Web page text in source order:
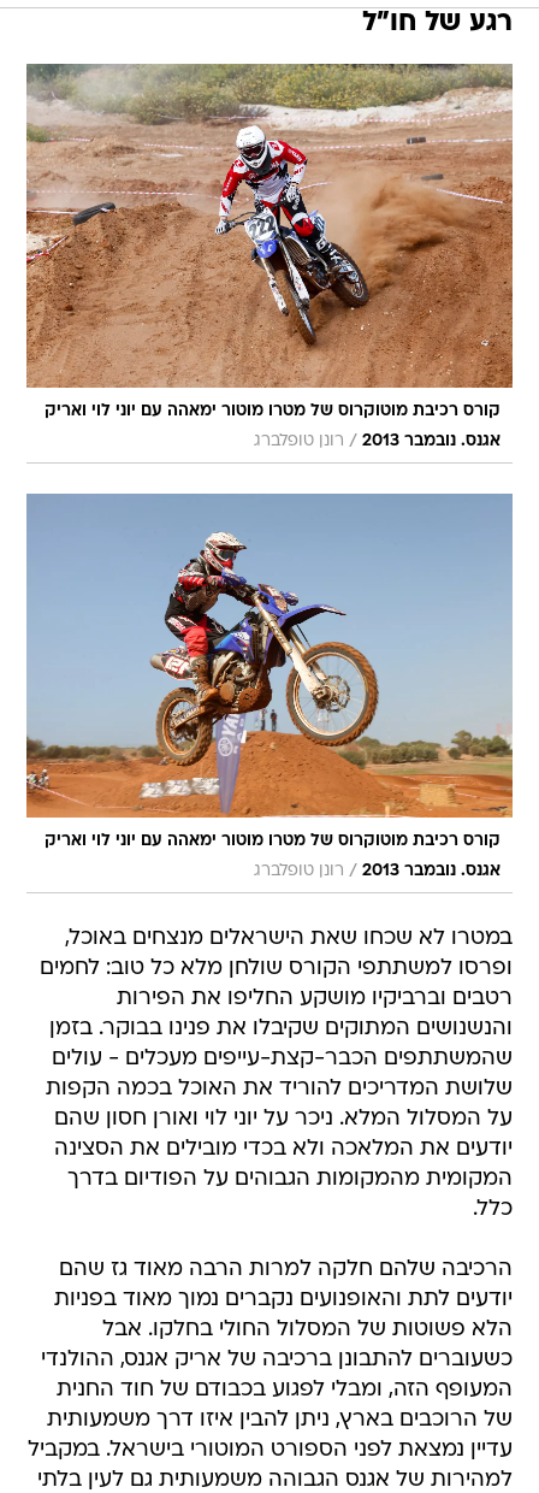
רגע של חו"ל
קורס רכיבת מוטוקרוס של מטרו מוטור ימאהה עם יוני לוי ואריק
אגנס. נובמבר 2013
/ רונן טופלברג
קורס רכיבת מוטוקרוס של מטרו מוטור ימאהה עם יוני לוי ואריק
אגנס. נובמבר 2013
/ רונן טופלברג
במטרו לא שכחו שאת הישראלים מנצחים באוכל,
ופרסו למשתתפי הקורס שולחן מלא כל טוב: לחמים
רטבים וברביקיו מושקע החליפו את הפירות
והנשנושים המתוקים שקיבלו את פנינו בבוקר. בזמן
שהמשתתפים הכבר-קצת-עייפים מעכלים - עולים
שלושת המדריכים להוריד את האוכל בכמה הקפות
על המסלול המלא. ניכר על יוני לוי ואורן חסון שהם
יודעים את המלאכה ולא בכדי מובילים את הסצינה
המקומית מהמקומות הגבוהים על הפודיום בדרך
כלל.
הרכיבה שלהם חלקה למרות הרבה מאוד גז שהם
יודעים לתת והאופנועים נקברים נמוך מאוד בפניות
הלא פשוטות של המסלול החולי בחלקו. אבל
כשעוברים להתבונן ברכיבה של אריק אגנס, ההולנדי
המעופף הזה, ומבלי לפגוע בכבודם של חוד החנית
של הרוכבים בארץ, ניתן להבין איזו דרך משמעותית
עדיין נמצאת לפני הספורט המוטורי בישראל. במקביל
למהירות של אגנס הגבוהה משמעותית גם לעין בלתי